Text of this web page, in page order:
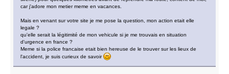
car j'adore mon metier meme en vacances.
Mais en venant sur votre site je me pose la question, mon action etait elle
legale ?
qu'elle serait la légitimité de mon vehicule si je me trouvais en situation
d'urgence en france ?
Meme si la police francaise etait bien hereuse de le trouver sur les lieux de
l'accident, je suis curieux de savoir